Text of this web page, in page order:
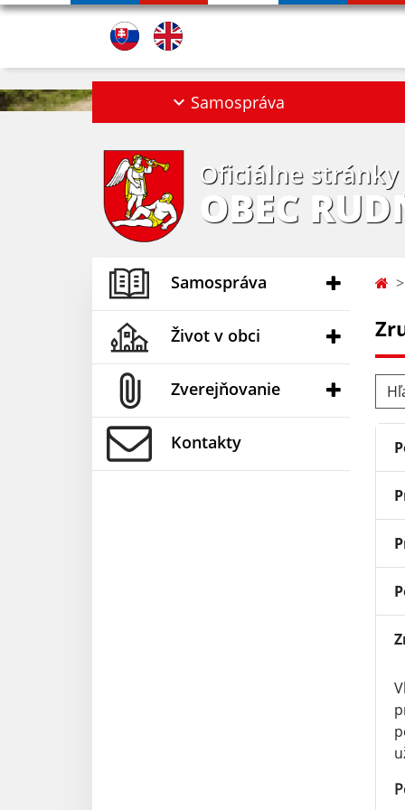
Samospráva
Oficiálne stránky
OBEC
Samospráva
Život v obci
Zverejňovanie
Kontakty